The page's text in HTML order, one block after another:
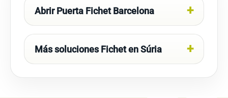
Abrir Puerta Fichet Barcelona
Más soluciones Fichet en Súria